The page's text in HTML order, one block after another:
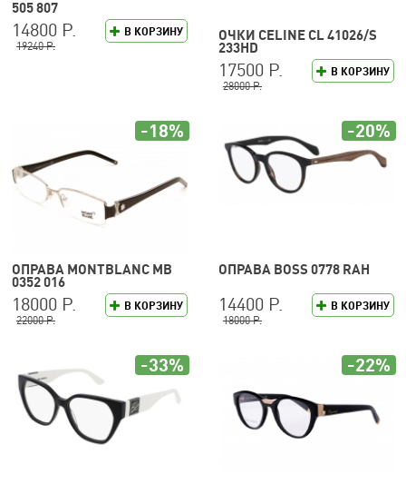
505 807
В КОРЗИНУ
14800 Р.
19240 Р.
ОЧКИ CELINE CL 41026/S
233HD
В КОРЗИНУ
17500 Р.
28000 Р.
ОПРАВА MONTBLANC MB
0352 016
В КОРЗИНУ
18000 Р.
22000 Р.
-18%
ОПРАВА BOSS 0778 RAH
В КОРЗИНУ
14400 Р.
18000 Р.
-20%
-33% -22%